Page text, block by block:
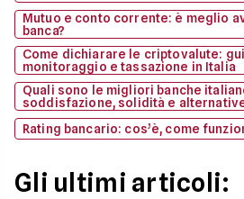
Mutuo e conto corrente: è meglio
banca?
Come dichiarare le criptovalute:
monitoraggio e tassazione in Italia
Quali sono le migliori banche
soddisfazione, solidità e
Rating bancario: cos’è, come
Gli ultimi articoli: